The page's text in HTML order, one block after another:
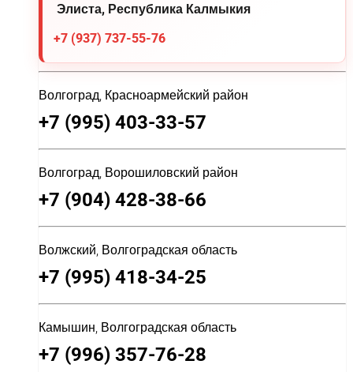
Элиста, Республика Калмыкия
+7 (937) 737-55-76
Волгоград, Красноармейский район
+7 (995) 403-33-57
Волгоград, Ворошиловский район
+7 (904) 428-38-66
Волжский, Волгоградская область
+7 (995) 418-34-25
Камышин, Волгоградская область
+7 (996) 357-76-28